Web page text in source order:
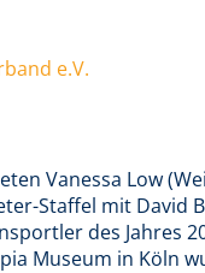
e.V.
Vanessa Low
Staffel mit David
des Jahres
Museum in Köln